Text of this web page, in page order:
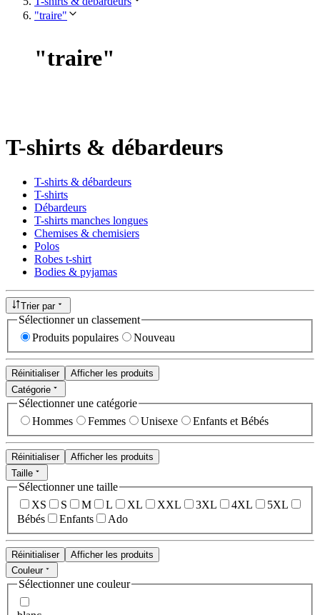
"traire"
"traire"
T-shirts & débardeurs
T-shirts & débardeurs
T-shirts
Débardeurs
T-shirts manches longues
Chemises & chemisiers
Polos
Robes t-shirt
Bodies & pyjamas
Trier par
Sélectionner un classement
Produits populaires
Nouveau
Réinitialiser
Afficher les produits
Catégorie
Sélectionner une catégorie
Hommes
Femmes Unisexe Enfants et Bébés
Réinitialiser
Afficher les produits
Taille
Sélectionner une taille
XS
S M L XL XXL 3XL 4XL
5XL
Bébés
Enfants Ado
Réinitialiser
Afficher les produits
Couleur
Sélectionner une couleur